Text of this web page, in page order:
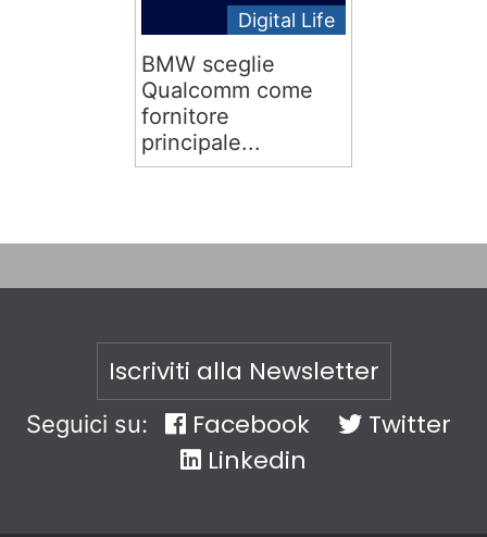
Digital Life
BMW sceglie
Qualcomm come
fornitore
principale...
Iscriviti alla Newsletter
Seguici su: Facebook
Twitter
Linkedin